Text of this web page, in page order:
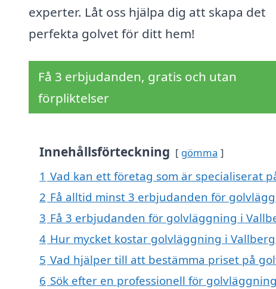
experter. Låt oss hjälpa dig att skapa det
perfekta golvet för ditt hem!
Få 3 erbjudanden, gratis och utan
förpliktelser
Innehållsförteckning gömma
1 Vad kan ett företag som är specialiserat
2 Få alltid minst 3 erbjudanden för
3 Få 3 erbjudanden för golvläggning i
4 Hur mycket kostar golvläggning i
5 Vad hjälper till att bestämma priset på
6 Sök efter en professionell för